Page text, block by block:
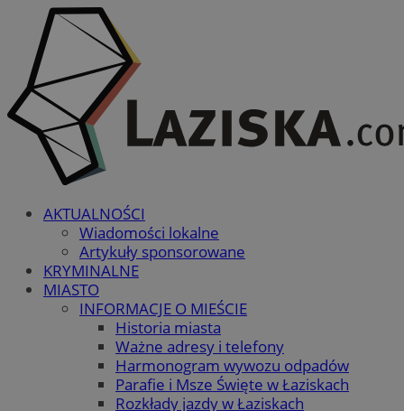
AKTUALNOŚCI
Wiadomości lokalne
Artykuły sponsorowane
KRYMINALNE
MIASTO
INFORMACJE O MIEŚCIE
Historia miasta
Ważne adresy i telefony
Harmonogram wywozu odpadów
Parafie i Msze Święte w Łaziskach
Rozkłady jazdy w Łaziskach